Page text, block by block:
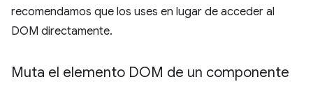
recomendamos que los uses en lugar de acceder al
DOM directamente.
Muta el elemento DOM de un componente